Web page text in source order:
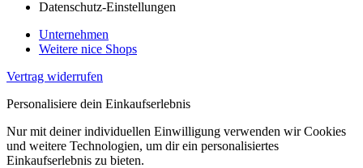
Datenschutz-Einstellungen
Unternehmen
Weitere nice Shops
Vertrag widerrufen
Personalisiere dein Einkaufserlebnis
Nur mit deiner individuellen Einwilligung verwenden wir Cookies
und weitere Technologien, um dir ein personalisiertes
Einkaufserlebnis zu bieten.